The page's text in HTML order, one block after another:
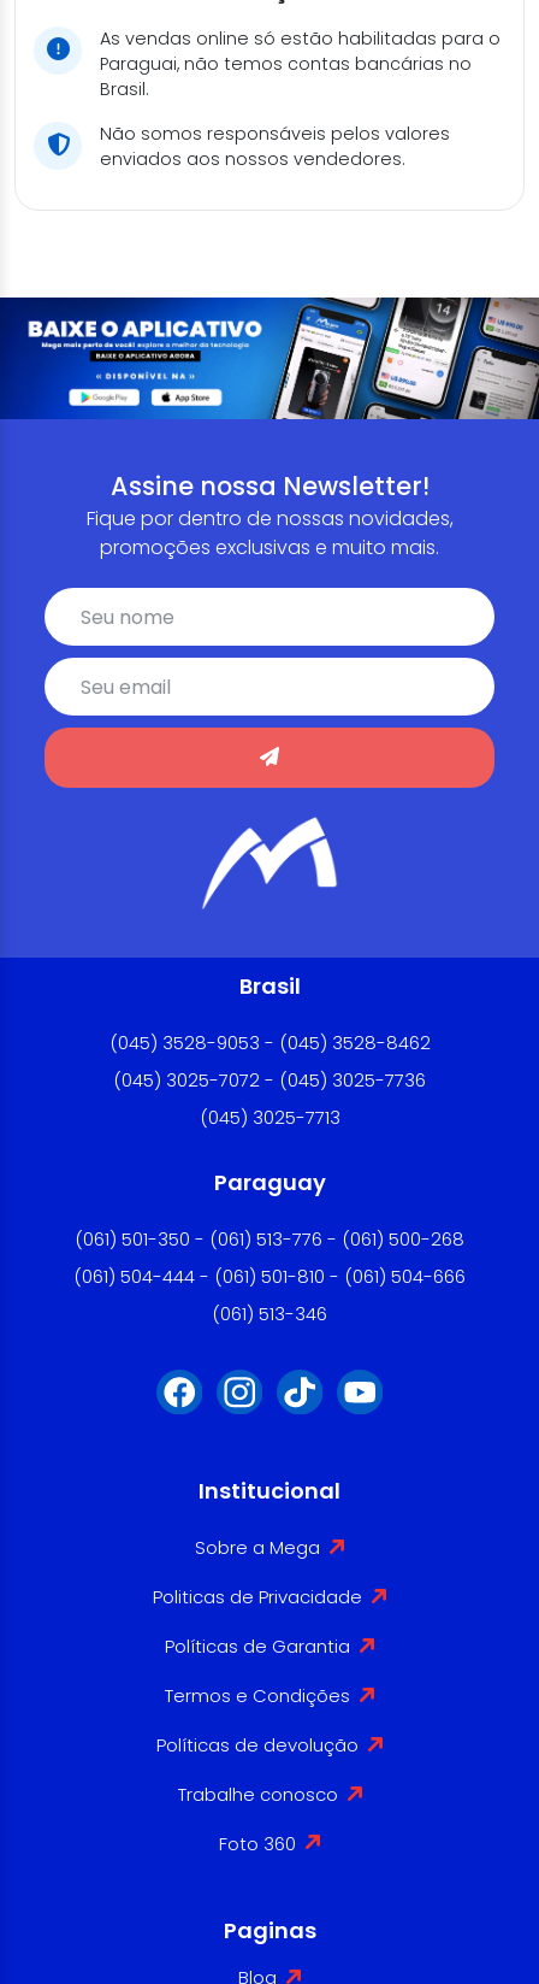
As vendas online só estão habilitadas para o
Paraguai, não temos contas bancárias no
Brasil.
Não somos responsáveis pelos valores
enviados aos nossos vendedores.
Assine nossa Newsletter!
Fique por dentro de nossas novidades,
promoções exclusivas e muito mais.
Brasil
(045) 3528-9053 - (045) 3528-8462
(045) 3025-7072 - (045) 3025-7736
(045) 3025-7713
Paraguay
(061) 501-350 - (061) 513-776 - (061) 500-268
(061) 504-444 - (061) 501-810 - (061) 504-666
(061) 513-346
Institucional
Sobre a Mega
Politicas de Privacidade
Políticas de Garantia
Termos e Condições
Políticas de devolução
Trabalhe conosco
Foto 360
Paginas
Blog